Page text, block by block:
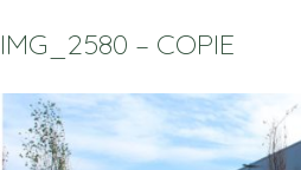
IMG_2580 – COPIE